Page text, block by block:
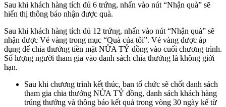
Sau khi khách hàng tích đủ 6 trứng, nhấn vào nút “Nhận quà” sẽ
hiển thị thông báo nhận được quà.
Sau khi khách hàng tích đủ 12 trứng, nhấn vào nút “Nhận quà” sẽ
nhận được Vé vàng trong mục “Quà của tôi”. Vé vàng được áp
dụng để chia thưởng tiền mặt NỬA TỶ đồng vào cuối chương trình.
Số lượng người tham gia vào danh sách chia thưởng là không giới
hạn.
Sau khi chương trình kết thúc, ban tổ chức sẽ chốt danh sách
tham gia chia thưởng NỬA TỶ đồng, danh sách khách hàng
trúng thưởng và thông báo kết quả trong vòng 30 ngày kế từ